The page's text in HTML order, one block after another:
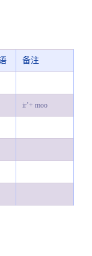
备注
ir’+ moo